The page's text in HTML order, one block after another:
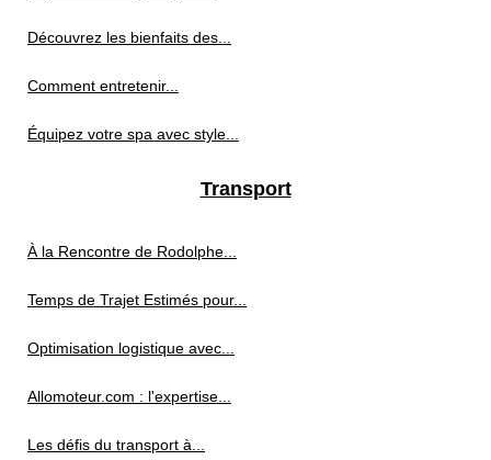
Découvrez les bienfaits des...
Comment entretenir...
Équipez votre spa avec style...
Transport
À la Rencontre de Rodolphe...
Temps de Trajet Estimés pour...
Optimisation logistique avec...
Allomoteur.com : l'expertise...
Les défis du transport à...